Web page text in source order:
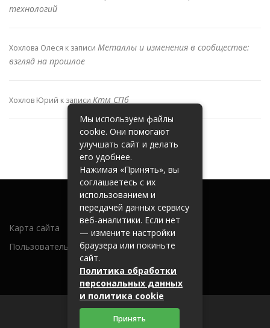
технологий
Хохлова Олеся к записи Металлы и изменения в сообществе:
взгляд на прошлое
Хохлов Юрий к записи Ктм СПб
Карта сайта
Пользовательское соглашение
2026 (c) metallobaza31.ru
Мы используем файлы
cookie. Они помогают
улучшать сайт и делать
его удобнее.
Нажимая «Принять», вы
соглашаетесь с их
использованием и
передачей данных сервису
веб-аналитики. Если нет
— измените настройки
браузера или покиньте
сайт.
Политика обработки
персональных данных
и политика cookie
Принять